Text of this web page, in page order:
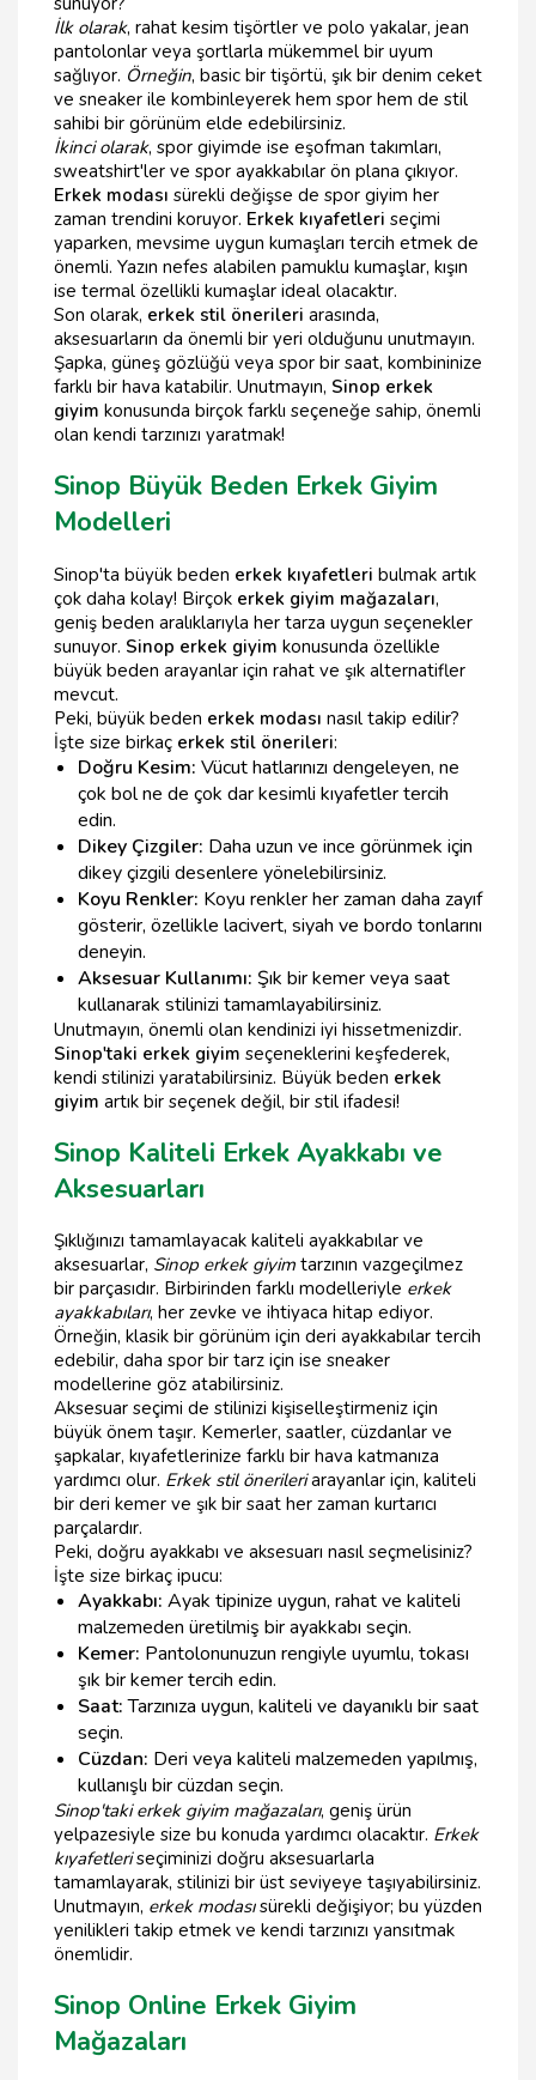
İlk olarak, rahat kesim tişörtler ve polo yakalar, jean
pantolonlar veya şortlarla mükemmel bir uyum
sağlıyor. Örneğin, basic bir tişörtü, şık bir denim ceket
ve sneaker ile kombinleyerek hem spor hem de stil
sahibi bir görünüm elde edebilirsiniz.
İkinci olarak, spor giyimde ise eşofman takımları,
sweatshirt'ler ve spor ayakkabılar ön plana çıkıyor.
Erkek modası sürekli değişse de spor giyim her
zaman trendini koruyor. Erkek kıyafetleri seçimi
yaparken, mevsime uygun kumaşları tercih etmek de
önemli. Yazın nefes alabilen pamuklu kumaşlar, kışın
ise termal özellikli kumaşlar ideal olacaktır.
Son olarak, erkek stil önerileri arasında,
aksesuarların da önemli bir yeri olduğunu unutmayın.
Şapka, güneş gözlüğü veya spor bir saat, kombininize
farklı bir hava katabilir. Unutmayın, Sinop erkek
giyim konusunda birçok farklı seçeneğe sahip, önemli
olan kendi tarzınızı yaratmak!
Sinop Büyük Beden Erkek Giyim
Modelleri
Sinop'ta büyük beden erkek kıyafetleri bulmak artık
çok daha kolay! Birçok erkek giyim mağazaları,
geniş beden aralıklarıyla her tarza uygun seçenekler
sunuyor. Sinop erkek giyim konusunda özellikle
büyük beden arayanlar için rahat ve şık alternatifler
mevcut.
Peki, büyük beden erkek modası nasıl takip edilir?
İşte size birkaç erkek stil önerileri:
Doğru Kesim: Vücut hatlarınızı dengeleyen, ne
çok bol ne de çok dar kesimli kıyafetler tercih
edin.
Dikey Çizgiler: Daha uzun ve ince görünmek için
dikey çizgili desenlere yönelebilirsiniz.
Koyu Renkler: Koyu renkler her zaman daha zayıf
gösterir, özellikle lacivert, siyah ve bordo tonlarını
deneyin.
Aksesuar Kullanımı: Şık bir kemer veya saat
kullanarak stilinizi tamamlayabilirsiniz.
Unutmayın, önemli olan kendinizi iyi hissetmenizdir.
Sinop'taki erkek giyim seçeneklerini keşfederek,
kendi stilinizi yaratabilirsiniz. Büyük beden erkek
giyim artık bir seçenek değil, bir stil ifadesi!
Sinop Kaliteli Erkek Ayakkabı ve
Aksesuarları
Şıklığınızı tamamlayacak kaliteli ayakkabılar ve
aksesuarlar, Sinop erkek giyim tarzının vazgeçilmez
bir parçasıdır. Birbirinden farklı modelleriyle erkek
ayakkabıları, her zevke ve ihtiyaca hitap ediyor.
Örneğin, klasik bir görünüm için deri ayakkabılar tercih
edebilir, daha spor bir tarz için ise sneaker
modellerine göz atabilirsiniz.
Aksesuar seçimi de stilinizi kişiselleştirmeniz için
büyük önem taşır. Kemerler, saatler, cüzdanlar ve
şapkalar, kıyafetlerinize farklı bir hava katmanıza
yardımcı olur. Erkek stil önerileriarayanlar için, kaliteli
bir deri kemer ve şık bir saat her zaman kurtarıcı
parçalardır.
Peki, doğru ayakkabı ve aksesuarı nasıl seçmelisiniz?
İşte size birkaç ipucu:
Ayakkabı: Ayak tipinize uygun, rahat ve kaliteli
malzemeden üretilmiş bir ayakkabı seçin.
Kemer: Pantolonunuzun rengiyle uyumlu, tokası
şık bir kemer tercih edin.
Saat:Tarzınıza uygun, kaliteli ve dayanıklı bir saat
seçin.
Cüzdan: Deri veya kaliteli malzemeden yapılmış,
kullanışlı bir cüzdan seçin.
Sinop'taki erkek giyim mağazaları, geniş ürün
yelpazesiyle size bu konuda yardımcı olacaktır. Erkek
kıyafetleriseçiminizi doğru aksesuarlarla
tamamlayarak, stilinizi bir üst seviyeye taşıyabilirsiniz.
Unutmayın, erkek modasısürekli değişiyor; bu yüzden
yenilikleri takip etmek ve kendi tarzınızı yansıtmak
önemlidir.
Sinop Online Erkek Giyim
Mağazaları